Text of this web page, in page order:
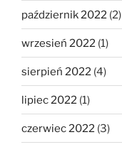
październik 2022 (2)
wrzesień 2022 (1)
sierpień 2022 (4)
lipiec 2022 (1)
czerwiec 2022 (3)